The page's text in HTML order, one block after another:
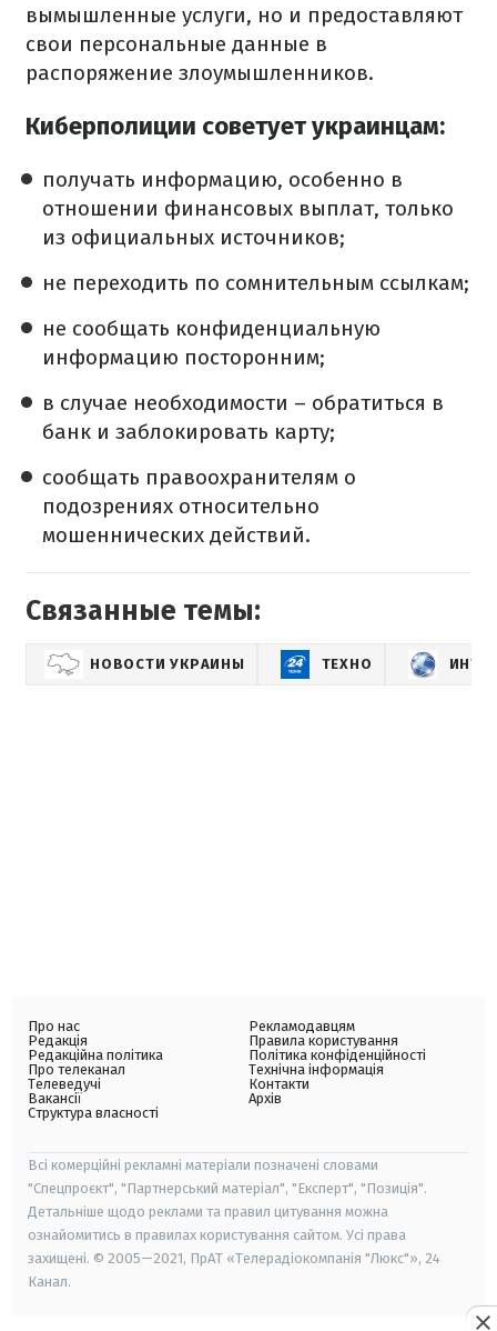
вымышленные услуги, но и предоставляют
свои персональные данные в
распоряжение злоумышленников.
Киберполиции советует украинцам:
получать информацию, особенно в
отношении финансовых выплат, только
из официальных источников;
не переходить по сомнительным ссылкам;
не сообщать конфиденциальную
информацию посторонним;
в случае необходимости – обратиться в
банк и заблокировать карту;
сообщать правоохранителям о
подозрениях относительно
мошеннических действий.
Связанные темы:
НОВОСТИ УКРАИНЫ ТЕХНО
Про нас
Редакція
Редакційна політика
Про телеканал
Телеведучі
Вакансії
Структура власності
Рекламодавцям
Правила користування
Політика конфіденційності
Технічна інформація
Контакти
Архів
Всі комерційні рекламні матеріали позначені словами
"Спецпроєкт", "Партнерський матеріал", "Експерт", "Позиція".
Детальніше щодо реклами та правил цитування можна
ознайомитись в правилах користування сайтом. Усі права
захищені. © 2005—2021, ПрАТ «Телерадіокомпанія "Люкс"», 24
Канал.